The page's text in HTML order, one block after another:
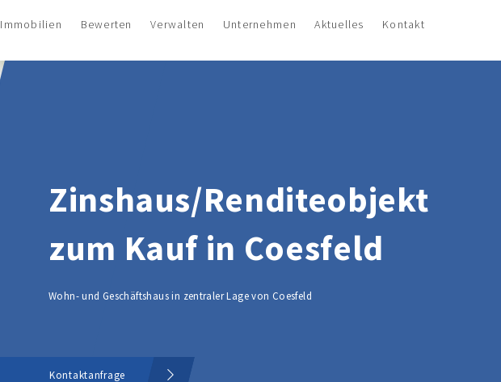
Immobilien Bewerten Verwalten Unternehmen Aktuelles Kontakt
Zinshaus/Renditeobjekt
zum Kauf in Coesfeld
Wohn- und Geschäftshaus in zentraler Lage von Coesfeld
Kontaktanfrage